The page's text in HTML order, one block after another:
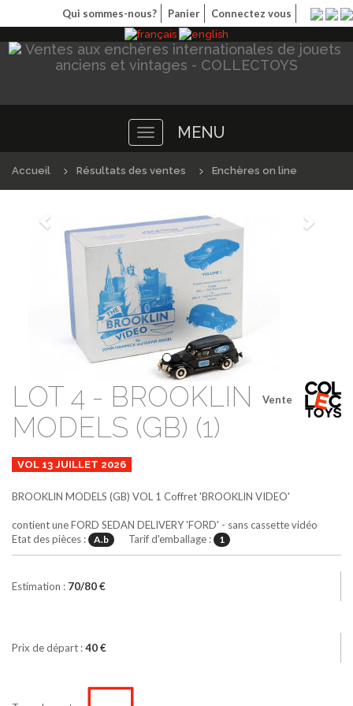
Qui sommes-nous? Panier Connectez vous
Toggle
navigation
MENU
Accueil Résultats des ventes Enchères on line
Précédént
Vente
LOT 4 - BROOKLIN
MODELS (GB) (1)
VOL 13 JUILLET 2026
BROOKLIN MODELS (GB) VOL 1 Coffret 'BROOKLIN VIDEO'
contient une FORD SEDAN DELIVERY 'FORD' - sans cassette vidéo
Etat des pièces :
A.b Tarif d'emballage : 1
Estimation : 70/80 €
Prix de départ :40 €